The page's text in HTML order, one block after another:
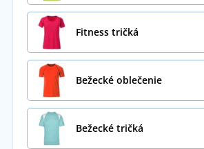
Fitness tričká
Bežecké oblečenie
Bežecké tričká